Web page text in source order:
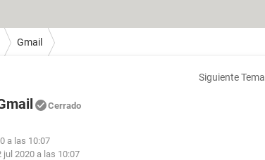
Gmail
Siguiente Tema
Cerrado
a las 10:07
jul 2020 a las 10:07